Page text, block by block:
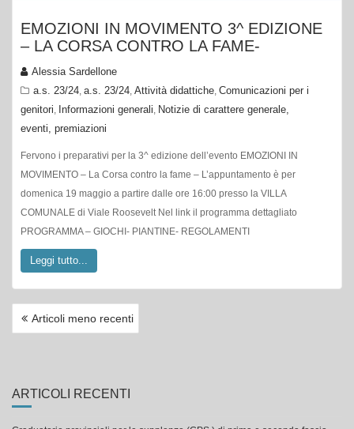
EMOZIONI IN MOVIMENTO 3^ EDIZIONE
– LA CORSA CONTRO LA FAME-
Alessia Sardellone
a.s. 23/24 a.s. 23/24 Attività didattiche Comunicazioni per i
genitori Informazioni generali Notizie di carattere generale,
eventi, premiazioni
Fervono i preparativi per la 3^ edizione dell’evento EMOZIONI IN
MOVIMENTO – La Corsa contro la fame – L’appuntamento è per
domenica 19 maggio a partire dalle ore 16:00 presso la VILLA
COMUNALE di Viale Roosevelt Nel link il programma dettagliato
PROGRAMMA – GIOCHI- PIANTINE- REGOLAMENTI
Leggi tutto...
NAVIGAZIONE
ARTICOLI
Articoli meno recenti
ARTICOLI RECENTI